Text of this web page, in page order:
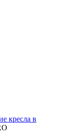
кресла в